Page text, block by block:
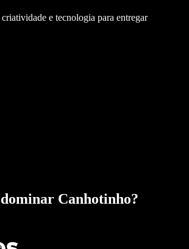
e tecnologia para entregar
Canhotinho?